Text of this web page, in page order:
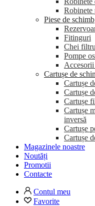
Robinete
Piese de schimb
Fitinguri
Chei
Pompe
Cartușe de
Cartușe
Cartușe
Cartușe
Cartușe
inversă
Cartușe
Cartușe
Magazinele noastre
Noutăți
Promotii
Contacte
Contul meu
Favorite